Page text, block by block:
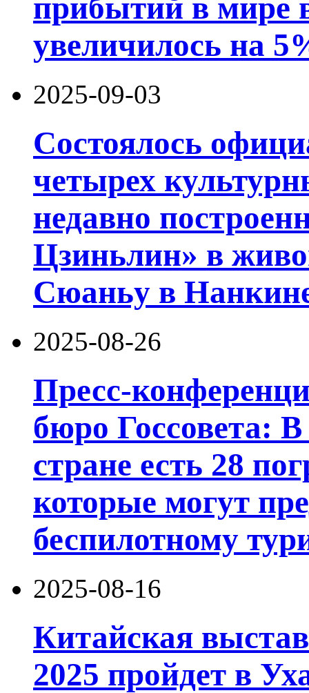
прибытий в мире
увеличилось на
2025-09-03
Состоялось
четырех
недавно
Цзиньлин» в
Сюаньу в
2025-08-26
Пресс-
бюро Госсовета:
стране есть 28
которые могут
беспилотному
2025-08-16
Китайская
2025 пройдет в